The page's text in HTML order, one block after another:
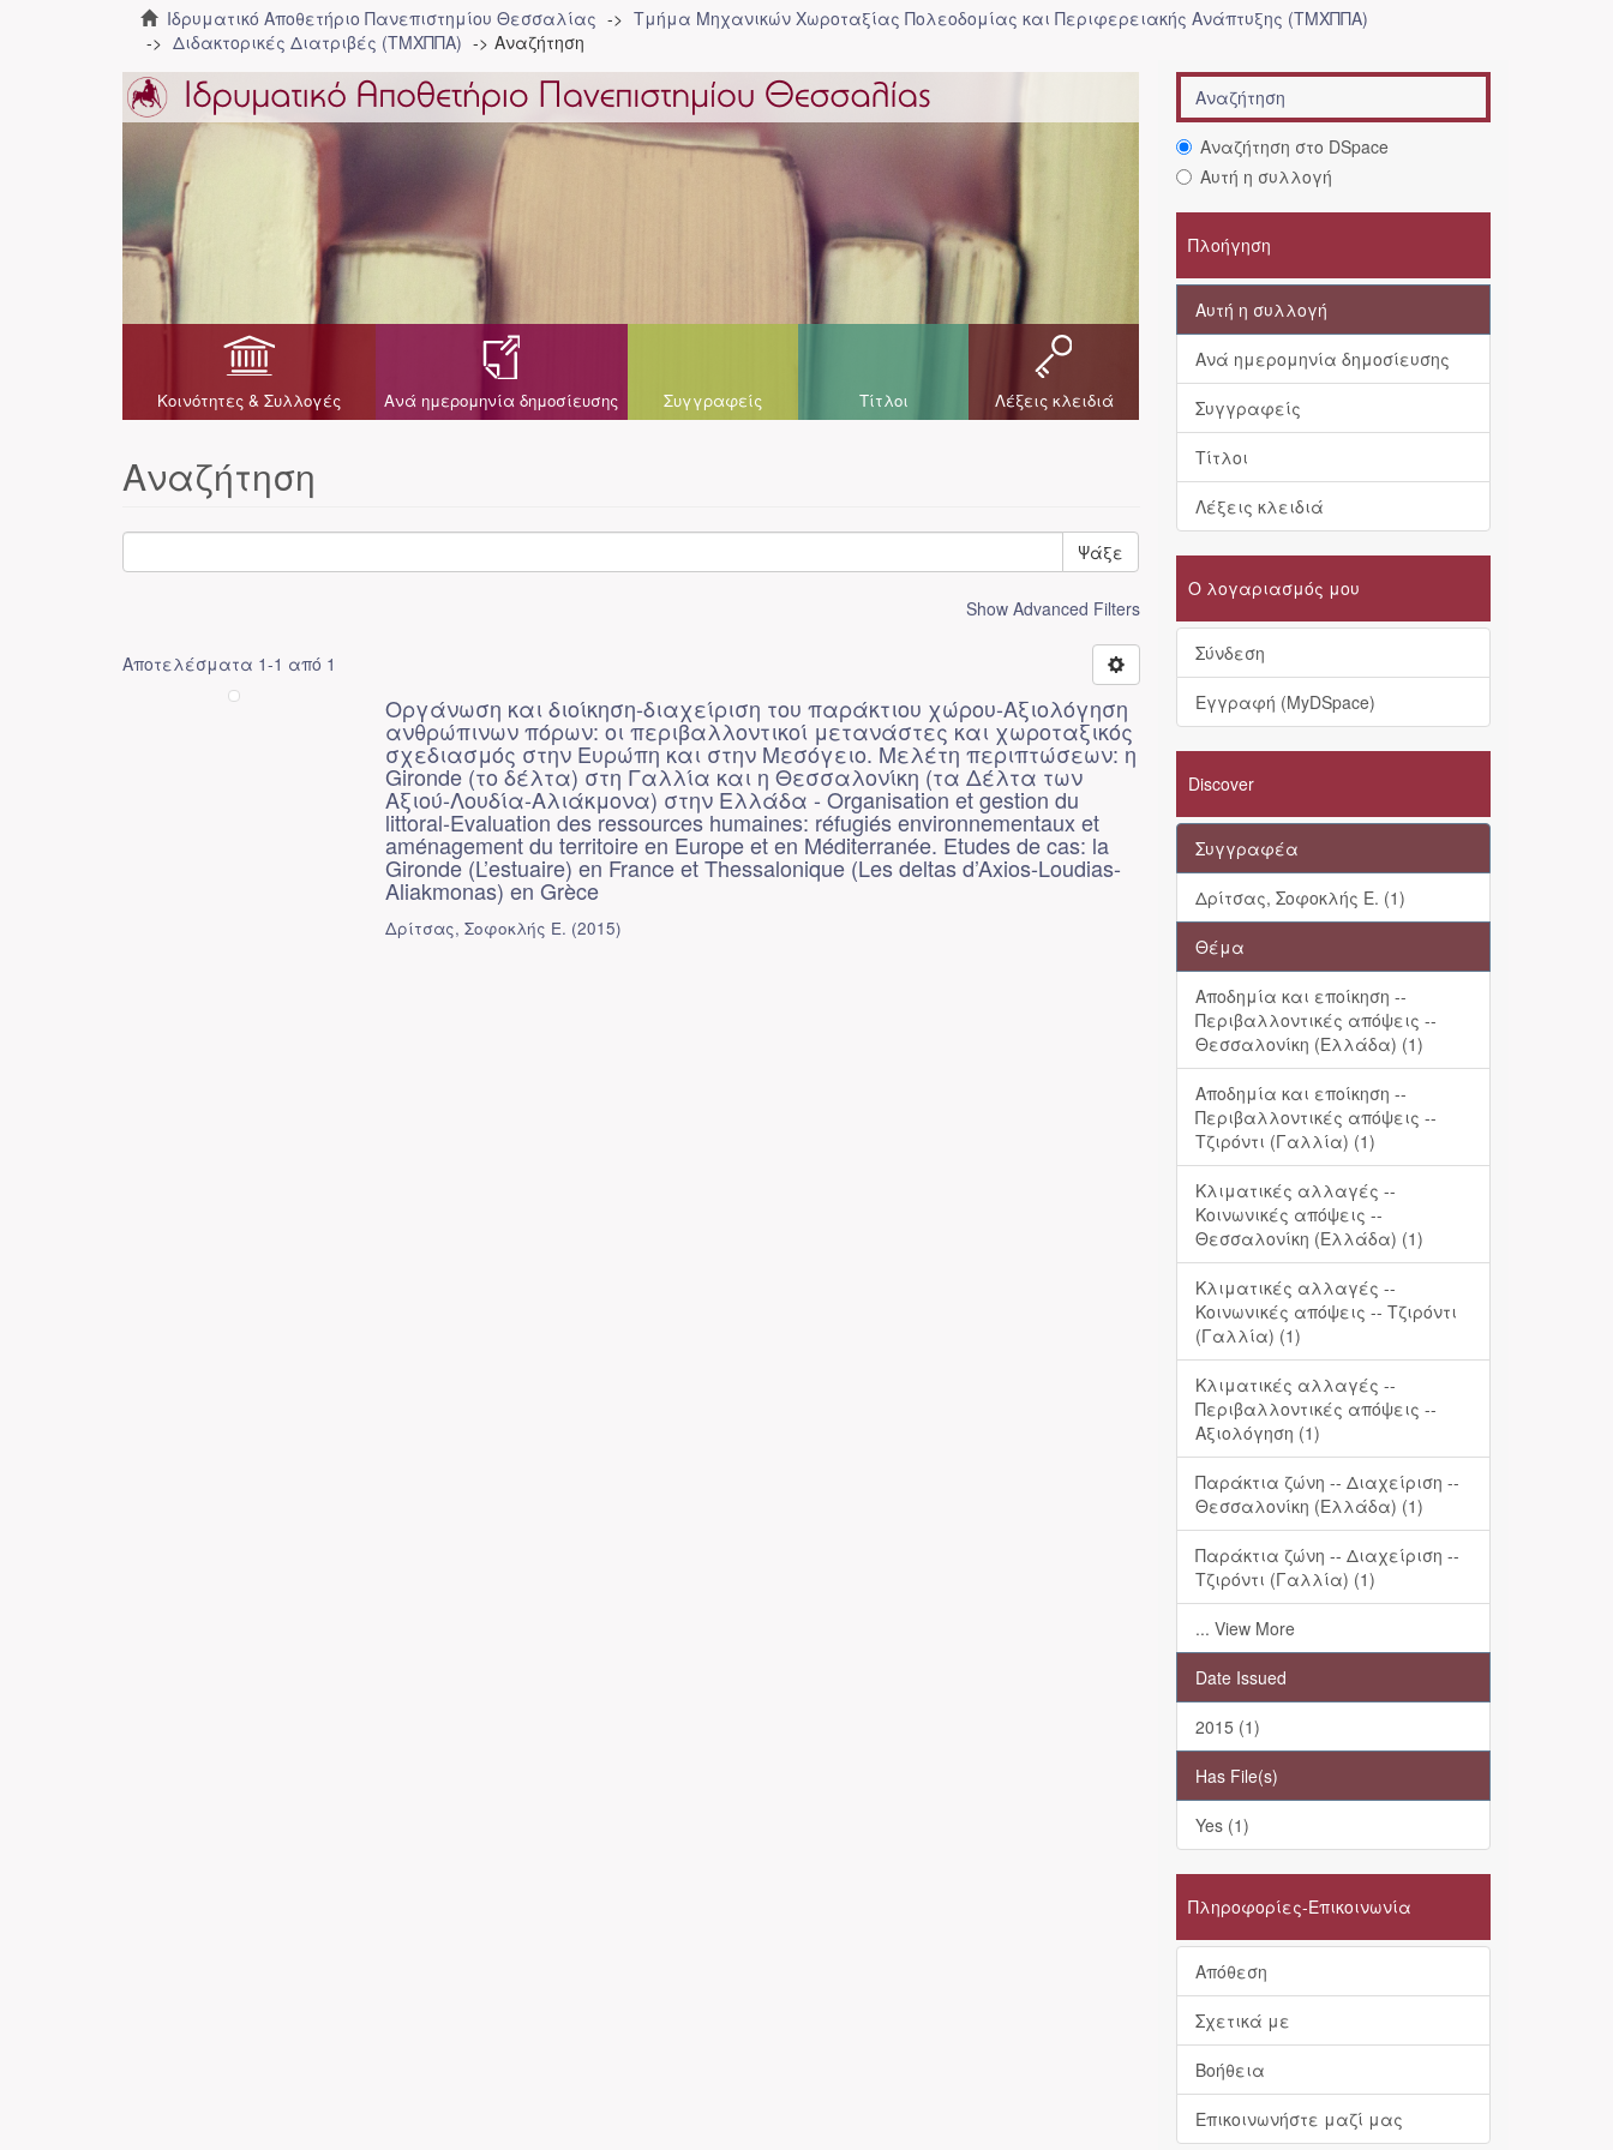
Ιδρυματικό Αποθετήριο Πανεπιστημίου Θεσσαλίας
Τμήμα Μηχανικών Χωροταξίας Πολεοδομίας και Περιφερειακής Ανάπτυξης (ΤΜΧΠΠΑ)
Διδακτορικές Διατριβές (ΤΜΧΠΠΑ)
Αναζήτηση
Κοινότητες & Συλλογές Ανά ημερομηνία δημοσίευσης Συγγραφείς Τίτλοι Λέξεις κλειδιά
Αναζήτηση
Ψάξε
Show Advanced Filters
Αποτελέσματα 1-1 από 1
Οργάνωση και διοίκηση-διαχείριση του παράκτιου χώρου-Αξιολόγηση
ανθρώπινων πόρων: οι περιβαλλοντικοί μετανάστες και χωροταξικός
σχεδιασμός στην Ευρώπη και στην Μεσόγειο. Μελέτη περιπτώσεων: η
Gironde (το δέλτα) στη Γαλλία και η Θεσσαλονίκη (τα Δέλτα των
Αξιού-Λουδία-Αλιάκμονα) στην Ελλάδα - Organisation et gestion du
littoral-Evaluation des ressources humaines: réfugiés environnementaux et
aménagement du territoire en Europe et en Méditerranée. Etudes de cas: la
Gironde (L’estuaire) en France et Thessalonique (Les deltas d’Axios-Loudias-
Aliakmonas) en Grèce
Δρίτσας, Σοφοκλής Ε. (2015)
Αναζήτηση στο DSpace
Αυτή η συλλογή
Πλοήγηση
Αυτή η συλλογή
Ανά ημερομηνία δημοσίευσης
Συγγραφείς
Τίτλοι
Λέξεις κλειδιά
Ο λογαριασμός μου
Σύνδεση
Εγγραφή (MyDSpace)
Discover
Συγγραφέα
Δρίτσας, Σοφοκλής Ε. (1)
Θέμα
Αποδημία και εποίκηση --
Περιβαλλοντικές απόψεις --
Θεσσαλονίκη (Ελλάδα) (1)
Αποδημία και εποίκηση --
Περιβαλλοντικές απόψεις --
Τζιρόντι (Γαλλία) (1)
Κλιματικές αλλαγές --
Κοινωνικές απόψεις --
Θεσσαλονίκη (Ελλάδα) (1)
Κλιματικές αλλαγές --
Κοινωνικές απόψεις -- Τζιρόντι
(Γαλλία) (1)
Κλιματικές αλλαγές --
Περιβαλλοντικές απόψεις --
Αξιολόγηση (1)
Παράκτια ζώνη -- Διαχείριση --
Θεσσαλονίκη (Ελλάδα) (1)
Παράκτια ζώνη -- Διαχείριση --
Τζιρόντι (Γαλλία) (1)
... View More
Date Issued
2015 (1)
Has File(s)
Yes (1)
Πληροφορίες-Επικοινωνία
Απόθεση
Σχετικά με
Βοήθεια
Επικοινωνήστε μαζί μας